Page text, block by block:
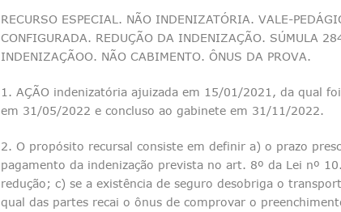
RECURSO ESPECIAL. NÃO INDENIZATÓRIA. VALE-
CONFIGURADA. REDUÇÃO DA INDENIZAÇÃO. SÚMULA
INDENIZAÇÃOO. NÃO CABIMENTO. ÔNUS DA PROVA.
1. AÇÃO indenizatória ajuizada em 15/01/2021, da qual
em 31/05/2022 e concluso ao gabinete em 31/11/2022.
2. O propósito recursal consiste em definir a) o prazo
pagamento da indenização prevista no art. 8º da Lei nº
redução; c) se a existência de seguro desobriga o
qual das partes recai o ônus de comprovar o